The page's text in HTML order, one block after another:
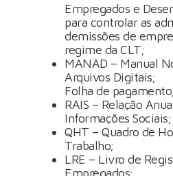
Empregados e
para controlar as
demissões de
regime da CLT;
MANAD – Manual
Arquivos Digitais;
Folha de pagamento;
RAIS – Relação
Informações Sociais;
QHT – Quadro de
Trabalho;
LRE – Livro de
Empregados;